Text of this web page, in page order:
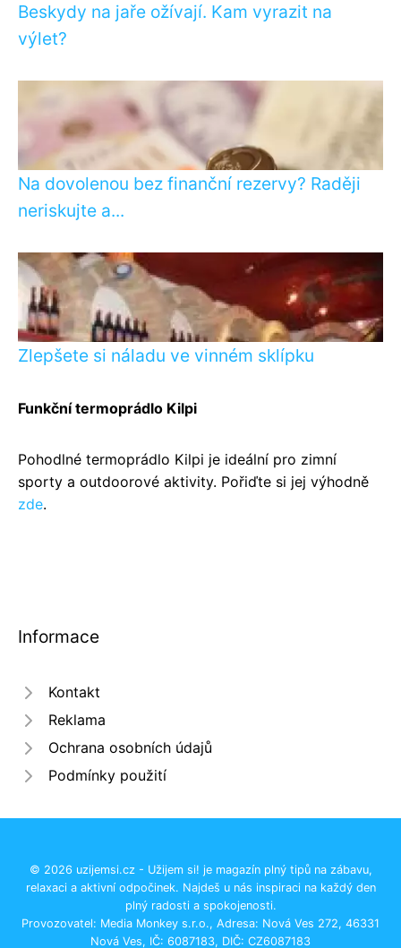
Beskydy na jaře ožívají. Kam vyrazit na
výlet?
Na dovolenou bez finanční rezervy? Raději
neriskujte a...
Zlepšete si náladu ve vinném sklípku
Funkční termoprádlo Kilpi
Pohodlné termoprádlo Kilpi je ideální pro zimní
sporty a outdoorové aktivity. Pořiďte si jej výhodně
zde.
Informace
Kontakt
Reklama
Ochrana osobních údajů
Podmínky použití
© 2026 uzijemsi.cz - Užijem si! je magazín plný tipů na zábavu,
relaxaci a aktivní odpočinek. Najdeš u nás inspiraci na každý den
plný radosti a spokojenosti.
Provozovatel: Media Monkey s.r.o., Adresa: Nová Ves 272, 46331
Nová Ves, IČ: 6087183, DIČ: CZ6087183